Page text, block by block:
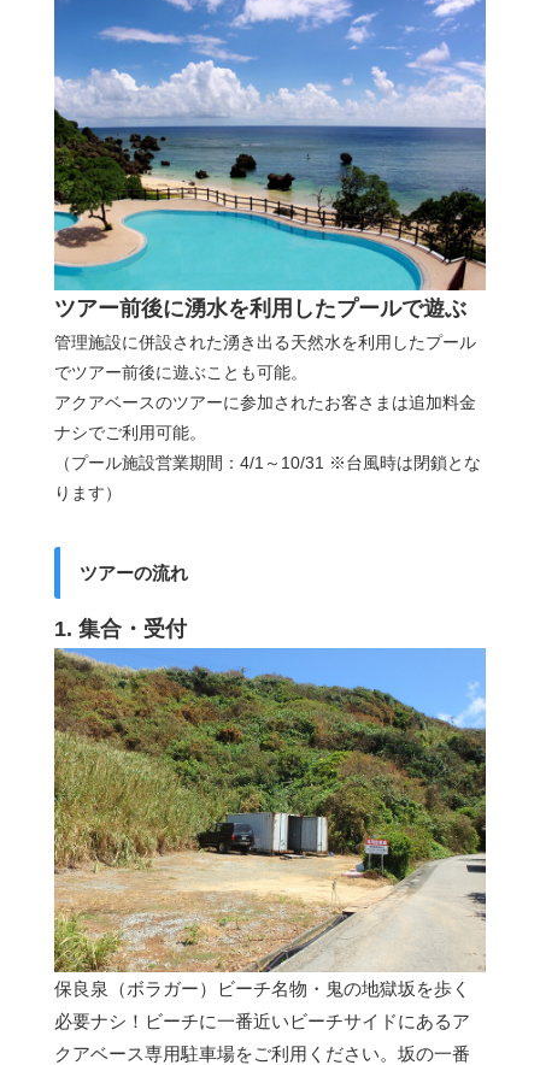
ツアー前後に湧水を利用したプールで遊ぶ
管理施設に併設された湧き出る天然水を利用したプール
でツアー前後に遊ぶことも可能。
アクアベースのツアーに参加されたお客さまは追加料金
ナシでご利用可能。
（プール施設営業期間：4/1～10/31 ※台風時は閉鎖とな
ります）
ツアーの流れ
1. 集合・受付
保良泉（ボラガー）ビーチ名物・鬼の地獄坂を歩く
必要ナシ！ビーチに一番近いビーチサイドにあるア
クアベース専用駐車場をご利用ください。坂の一番